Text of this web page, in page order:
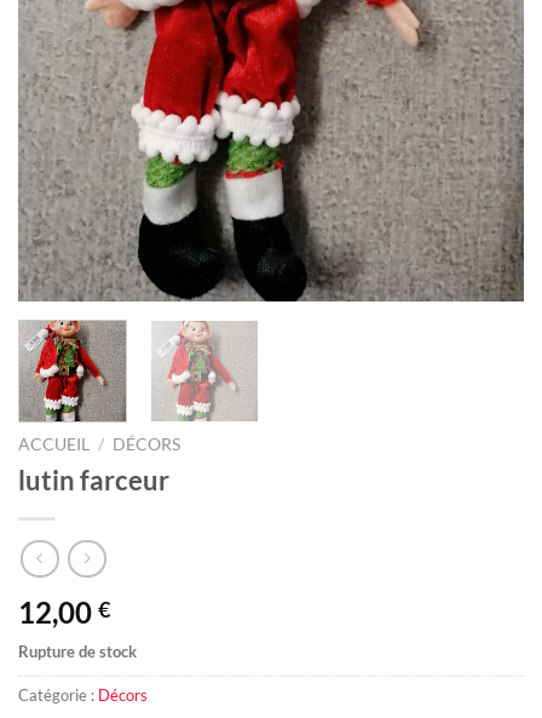
ACCUEIL / DÉCORS
lutin farceur
12,00 €
Rupture de stock
Catégorie : Décors